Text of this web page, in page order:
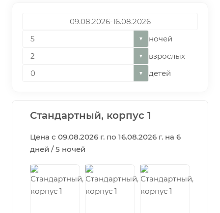
▼ ночей
▼ взрослых
▼ детей
Стандартный, корпус 1
Цена с 09.08.2026 г. по 16.08.2026 г. на 6
дней / 5 ночей